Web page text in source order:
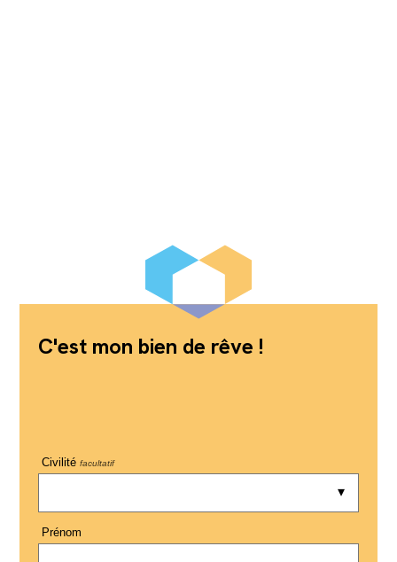
C'est mon bien de rêve !
Civilité facultatif
Prénom